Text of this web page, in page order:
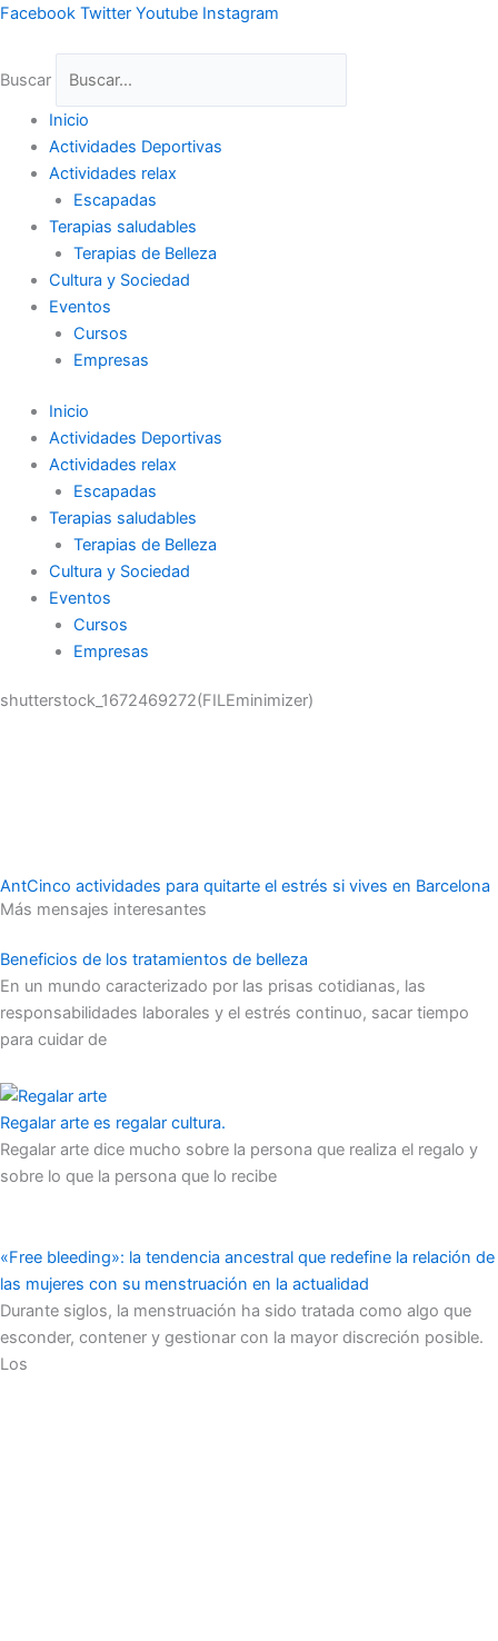
Ir
Facebook Twitter Youtube Instagram
Buscar
Inicio
Actividades Deportivas
Actividades relax
Escapadas
Terapias saludables
Terapias de Belleza
Cultura y Sociedad
Eventos
Cursos
Empresas
Inicio
Actividades Deportivas
Actividades relax
Escapadas
Terapias saludables
Terapias de Belleza
Cultura y Sociedad
Eventos
Cursos
Empresas
shutterstock_1672469272(FILEminimizer)
AntCinco actividades para quitarte el estrés si vives en Barcelona
Más mensajes interesantes
Beneficios de los tratamientos de belleza
En un mundo caracterizado por las prisas cotidianas, las
responsabilidades laborales y el estrés continuo, sacar tiempo
para cuidar de
Regalar arte es regalar cultura.
Regalar arte dice mucho sobre la persona que realiza el regalo y
sobre lo que la persona que lo recibe
«Free bleeding»: la tendencia ancestral que redefine la relación de
las mujeres con su menstruación en la actualidad
Durante siglos, la menstruación ha sido tratada como algo que
esconder, contener y gestionar con la mayor discreción posible.
Los